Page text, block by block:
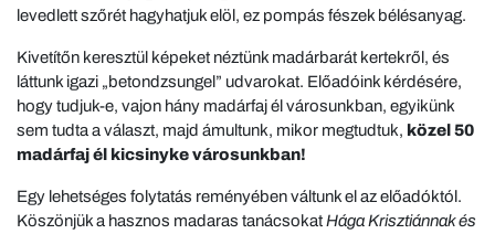
levedlett szőrét hagyhatjuk elöl, ez pompás fészek bélésanyag.
Kivetítőn keresztül képeket néztünk madárbarát kertekről, és
láttunk igazi „betondzsungel” udvarokat. Előadóink kérdésére,
hogy tudjuk-e, vajon hány madárfaj él városunkban, egyikünk
sem tudta a választ, majd ámultunk, mikor megtudtuk, közel 50
madárfaj él kicsinyke városunkban!
Egy lehetséges folytatás reményében váltunk el az előadóktól.
Köszönjük a hasznos madaras tanácsokatHága Krisztiánnak és